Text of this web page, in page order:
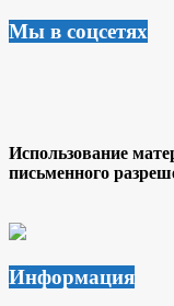
Мы в соцсетях
Использование
письменного
Информация